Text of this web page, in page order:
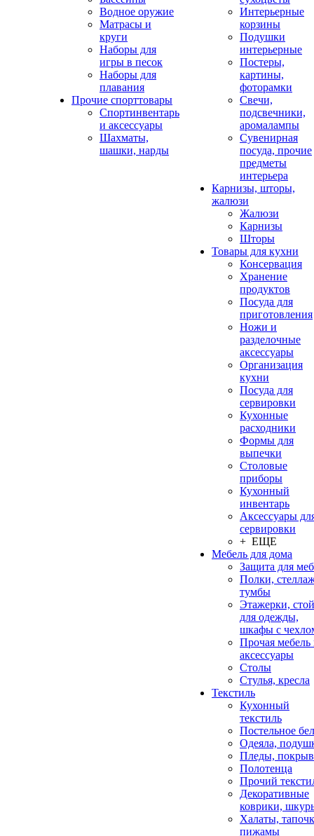
Водное оружие
Матрасы и
круги
Наборы для
игры в песок
Наборы для
плавания
Прочие спорттовары
Спортинвентарь
и аксессуары
Шахматы,
шашки, нарды
Интерьерные
корзины
Подушки
интерьерные
Постеры,
картины,
фоторамки
Свечи,
подсвечники,
аромалампы
Сувенирная
посуда, прочие
предметы
интерьера
Карнизы, шторы,
жалюзи
Жалюзи
Карнизы
Шторы
Товары для кухни
Консервация
Хранение
продуктов
Посуда для
приготовления
Ножи и
разделочные
аксессуары
Организация
кухни
Посуда для
сервировки
Кухонные
расходники
Формы для
выпечки
Столовые
приборы
Кухонный
инвентарь
Аксессуары
сервировки
+ ЕЩЕ
Мебель для дома
Защита для
Полки,
тумбы
Этажерки,
для одежды,
шкафы с
Прочая мебель
аксессуары
Столы
Стулья, кресла
Текстиль
Кухонный
текстиль
Постельное
Одеяла,
Пледы,
Полотенца
Прочий
Декоративные
коврики,
Халаты,
пижамы